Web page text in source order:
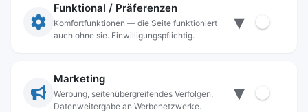
Datenschutz
Anschrift
83395 Freilassing
Kontakt
Funktional / Präferenzen
Komfortfunktionen — die Seite funktioniert
auch ohne sie. Einwilligungspflichtig.
▾
Marketing
Werbung, seitenübergreifendes Verfolgen,
Datenweitergabe an Werbenetzwerke.
▾